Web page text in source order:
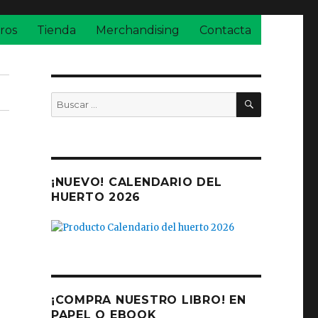
Tienda Merchandising Contacta
Buscar
por:
BUSCAR
¡NUEVO! CALENDARIO DEL
HUERTO 2026
¡COMPRA NUESTRO LIBRO! EN
PAPEL O EBOOK